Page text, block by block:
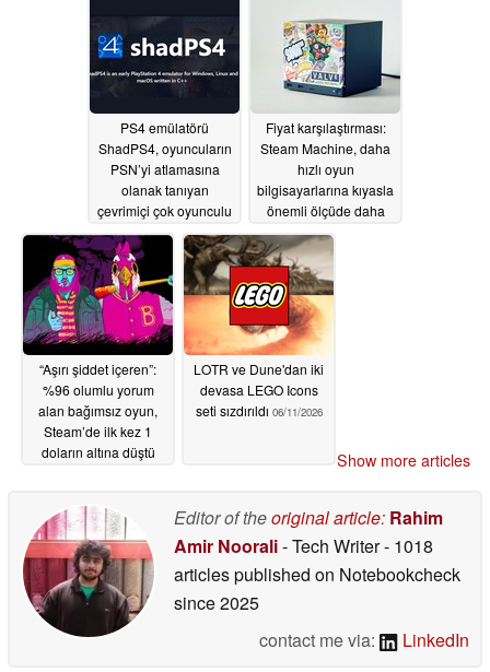
06/29/2026
PS4 emülatörü
ShadPS4, oyuncuların
PSN’yi atlamasına
olanak tanıyan
çevrimiçi çok oyunculu
modu ekliyor
06/27/2026
Fiyat karşılaştırması:
Steam Machine, daha
hızlı oyun
bilgisayarlarına kıyasla
önemli ölçüde daha
pahalıdır06/23/2026
“Aşırı şiddet içeren”:
%96 olumlu yorum
alan bağımsız oyun,
Steam’de ilk kez 1
doların altına düştü
LOTR ve Dune'dan iki
devasa LEGO Icons
seti sızdırıldı 06/11/2026
Show more articles
Editor of theoriginal article: Rahim
Amir Noorali- Tech Writer- 1018
articles published on Notebookcheck
since 2025
contact me via:
LinkedIn